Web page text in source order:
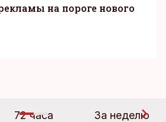
на пороге нового
72 часа За неделю